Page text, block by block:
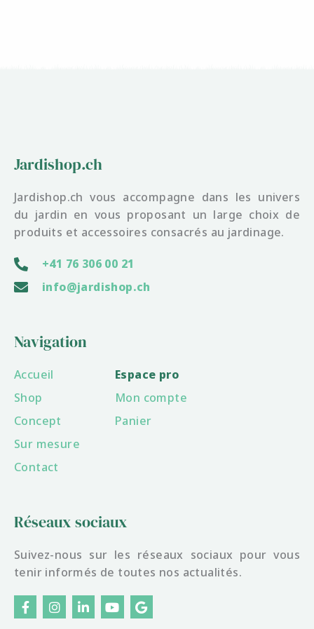
Jardishop.ch
Jardishop.ch vous accompagne dans les univers
du jardin en vous proposant un large choix de
produits et accessoires consacrés au jardinage.
+41 76 306 00 21
info@jardishop.ch
Navigation
Accueil
Shop
Concept
Sur mesure
Contact
Espace pro
Mon compte
Panier
Réseaux sociaux
Suivez-nous sur les réseaux sociaux pour vous
tenir informés de toutes nos actualités.
F
a
I
n
L
i
Y
o
G
o